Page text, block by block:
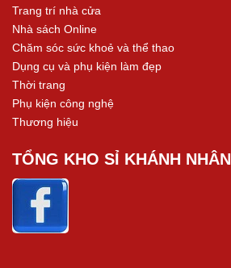
Trang trí nhà cửa
Nhà sách Online
Chăm sóc sức khoẻ và thể thao
Dụng cụ và phụ kiện làm đẹp
Thời trang
Phụ kiện công nghệ
Thương hiệu
TỔNG KHO SỈ KHÁNH NHÂN